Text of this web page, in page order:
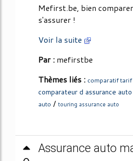
Mefirst.be, bien
s'assurer !
Voir la suite
Par : mefirstbe
Thèmes liés : comparatif tarif
comparateur d assurance auto
auto / touring assurance auto
Assurance auto